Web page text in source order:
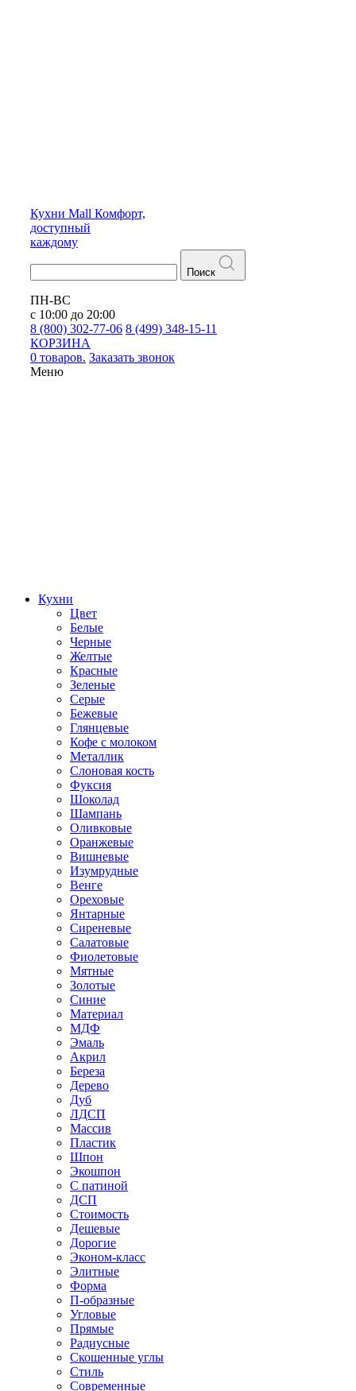
Кухни Mall Комфорт,
доступный
каждому
Поиск
ПН-ВС
с 10:00 до 20:00
8 (800) 302-77-06 8 (499) 348-15-11
КОРЗИНА
0 товаров. Заказать звонок
Меню
Кухни
Цвет
Белые
Черные
Желтые
Красные
Зеленые
Серые
Бежевые
Глянцевые
Кофе с молоком
Металлик
Слоновая кость
Фуксия
Шоколад
Шампань
Оливковые
Оранжевые
Вишневые
Изумрудные
Венге
Ореховые
Янтарные
Сиреневые
Салатовые
Фиолетовые
Мятные
Золотые
Синие
Материал
МДФ
Эмаль
Акрил
Береза
Дерево
Дуб
ЛДСП
Массив
Пластик
Шпон
Экошпон
С патиной
ДСП
Стоимость
Дешевые
Дорогие
Эконом-класс
Элитные
Форма
П-образные
Угловые
Прямые
Радиусные
Скошенные углы
Стиль
Современные